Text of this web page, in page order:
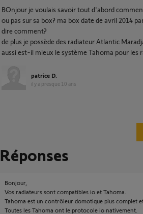
BOnjour je voulais savoir tout d'abord
ou pas sur sa box? ma box date de avril 2014
dire comment?
de plus je possède des radiateur Atlantic
aussi est-il mieux le système Tahoma pour
patrice D.
il y a presque 10 ans
Réponses
Bonjour,
Vos radiateurs sont compatibles io et Tahoma.
Tahoma est un contrôleur domotique plus complet
Toutes les Tahoma ont le protocole io nativement.